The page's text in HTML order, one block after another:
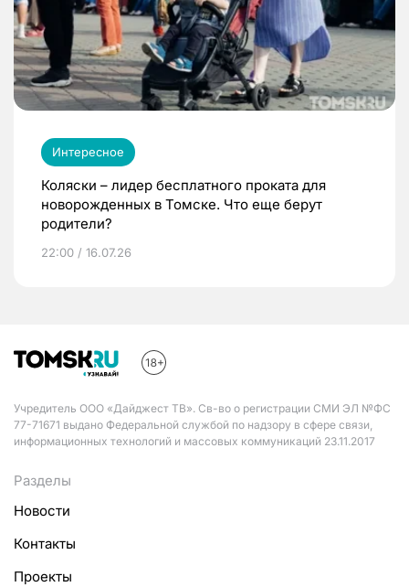
Интересное
Коляски – лидер бесплатного проката для
новорожденных в Томске. Что еще берут
родители?
22:00 / 16.07.26
Учредитель ООО «Дайджест ТВ». Св-во о регистрации СМИ ЭЛ №ФС
77-71671 выдано Федеральной службой по надзору в сфере связи,
информационных технологий и массовых коммуникаций 23.11.2017
Разделы
Новости
Контакты
Проекты